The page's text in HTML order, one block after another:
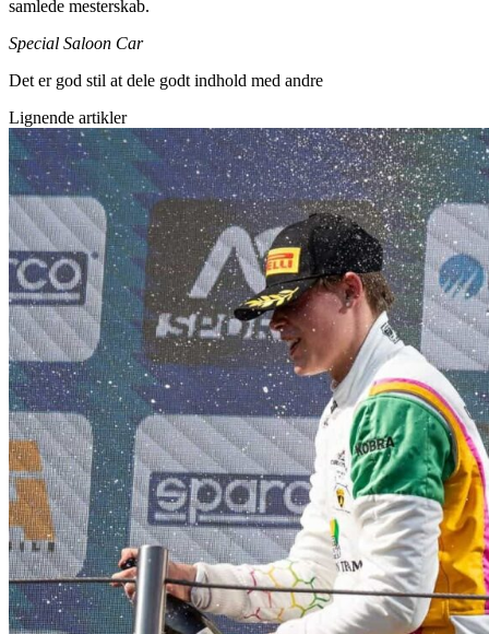
samlede mesterskab.
Special Saloon Car
Det er god stil at dele godt indhold med andre
Lignende artikler